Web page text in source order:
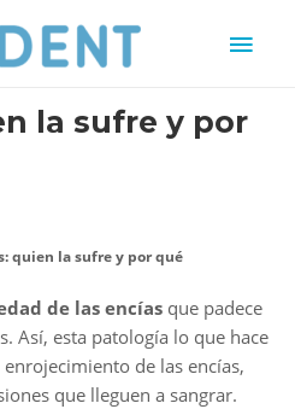
la sufre y por
quien la sufre y por qué
de las encías que padece
Así, esta patología lo que hace
de las encías,
que lleguen a sangrar.